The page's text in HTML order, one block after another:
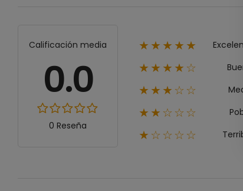
Calificación media
0.0
0 Reseña
★★★★★
★★★★☆
★★★☆☆
★★☆☆☆
★☆☆☆☆